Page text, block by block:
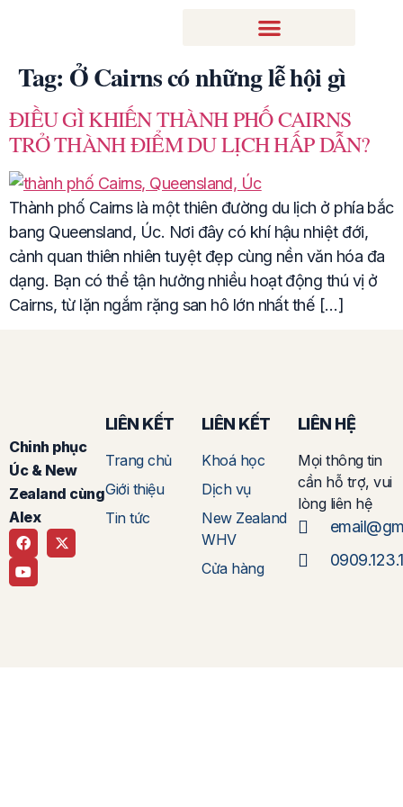
Tag: Ở Cairns có những lễ hội gì
ĐIỀU GÌ KHIẾN THÀNH PHỐ CAIRNS
TRỞ THÀNH ĐIỂM DU LỊCH HẤP DẪN?
Thành phố Cairns là một thiên đường du lịch ở phía bắc
bang Queensland, Úc. Nơi đây có khí hậu nhiệt đới,
cảnh quan thiên nhiên tuyệt đẹp cùng nền văn hóa đa
dạng. Bạn có thể tận hưởng nhiều hoạt động thú vị ở
Cairns, từ lặn ngắm rặng san hô lớn nhất thế […]
Chinh phục
Úc & New
Zealand cùng
Alex
LIÊN KẾT
Trang chủ
Giới thiệu
Tin tức
LIÊN KẾT
Khoá học
Dịch vụ
New Zealand
WHV
Cửa hàng
LIÊN HỆ
Mọi thông tin
cần hỗ trợ, vui
lòng liên hệ